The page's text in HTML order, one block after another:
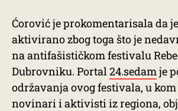
Ćorović je prokomentarisala da
aktivirano zbog toga što je
na antifašističkom festivalu
Dubrovniku. Portal24.sedamje
održavanja ovog festivala, u
novinari i aktivisti iz regiona,